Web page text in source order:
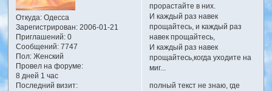
Откуда:Одесса
Зарегистрирован: 2006-01-21
Приглашений:0
Сообщений:7747
Пол:Женский
Провел на форуме:
8 дней 1 час
Последний визит:
прорастайте в них.
И каждый раз навек
прощайтесь, и каждый раз
навек прощайтесь,
И каждый раз навек
прощайтесь,когда уходите на
миг...
полный текст не знаю, где